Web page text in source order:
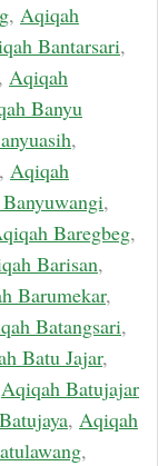
, Aqiqah
Bantarsari,
, Aqiqah
Banyu
,
, Aqiqah
,
Baregbeg,
Barisan,
Barumekar,
Batangsari,
Batu Jajar,
Aqiqah Batujajar
, Aqiqah
,